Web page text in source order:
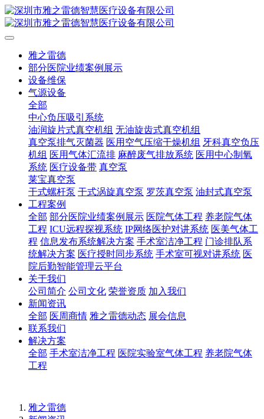
雅之雷德
部分医院业绩案例展示
设备维保
气源设备
全部
中心负压吸引系统
油润旋片式真空机组 无油旋齿式真空机组
真空泵排气灭菌器 医用空气压缩干燥机组 牙科真空负压
机组 医用气体汇流排 麻醉废气排放系统 医用中心制氧
系统 医疗设备带 真空泵
莱宝真空泵
干式螺杆泵 干式涡旋真空泵 罗茨真空泵 油封式真空泵
工程案例
全部 部分医院业绩案例展示 医院气体工程 养老院气体
工程 ICU远程探视系统 IP网络医护对讲系统 医美气体工
程 信息发布系统解决方案 手术室洁净工程 门诊排队系
统解决方案 医疗授时同步系统 手术室可视对讲系统 医
院后勤智能管理云平台
关于我们
公司简介 公司文化 荣誉资质 加入我们
新闻资讯
全部 医周商情 雅之雷德动态 展会信息
联系我们
解决方案
全部 手术室洁净工程 医院实验室气体工程 养老院气体
工程
雅之雷德